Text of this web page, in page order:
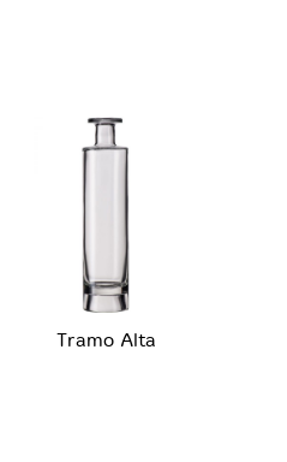
Tramo Alta